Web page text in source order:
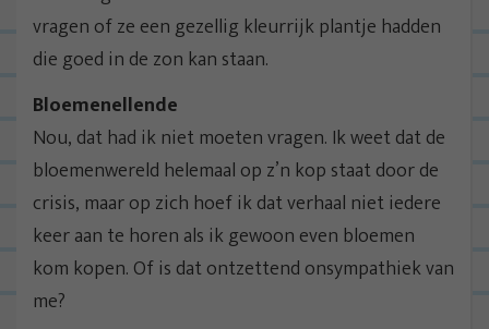
vragen of ze een gezellig kleurrijk plantje hadden
die goed in de zon kan staan.
Bloemenellende
Nou, dat had ik niet moeten vragen. Ik weet dat de
bloemenwereld helemaal op z’n kop staat door de
crisis, maar op zich hoef ik dat verhaal niet iedere
keer aan te horen als ik gewoon even bloemen
kom kopen. Of is dat ontzettend onsympathiek van
me?